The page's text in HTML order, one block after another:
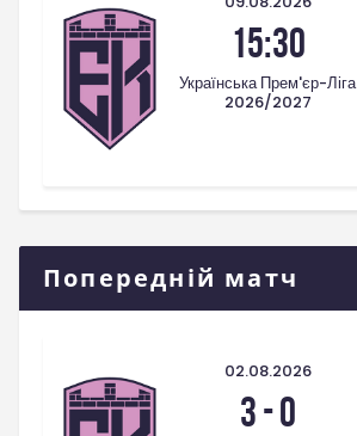
15:30
Українська Прем'єр-Ліга
2026/2027
Попередній матч
02.08.2026
3-0